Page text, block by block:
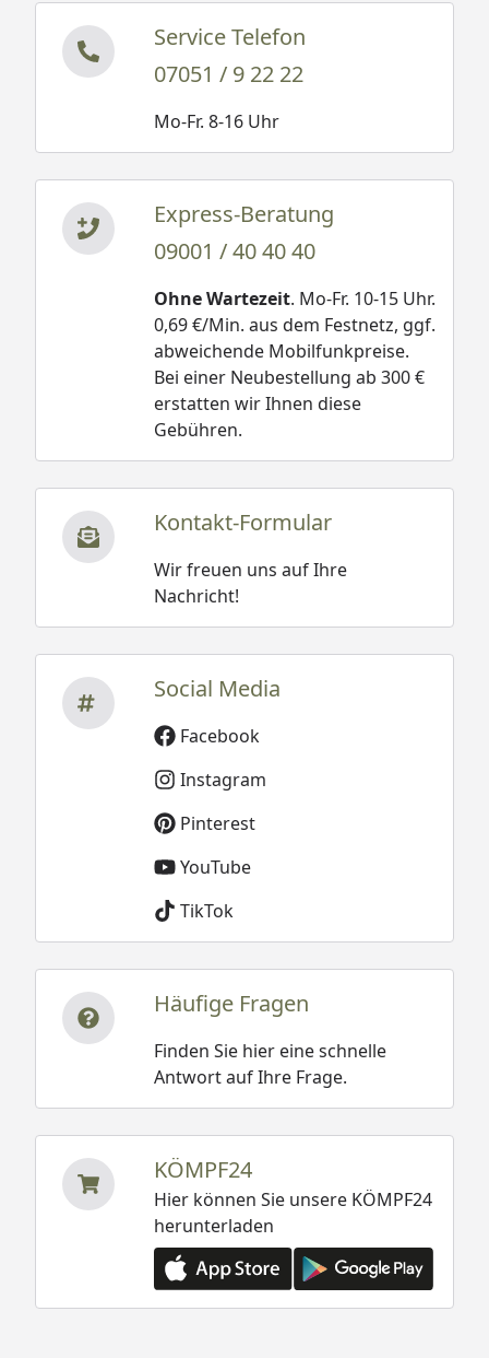
Service Telefon
07051 / 9 22 22
Mo-Fr. 8-16 Uhr
Express-Beratung
09001 / 40 40 40
Ohne Wartezeit. Mo-Fr. 10-15 Uhr.
0,69 €/Min. aus dem Festnetz, ggf.
abweichende Mobilfunkpreise.
Bei einer Neubestellung ab 300 €
erstatten wir Ihnen diese
Gebühren.
Kontakt-Formular
Wir freuen uns auf Ihre
Nachricht!
Social Media
Facebook
Instagram
Pinterest
YouTube
TikTok
Häufige Fragen
Finden Sie hier eine schnelle
Antwort auf Ihre Frage.
KÖMPF24
Hier können Sie unsere KÖMPF24
herunterladen